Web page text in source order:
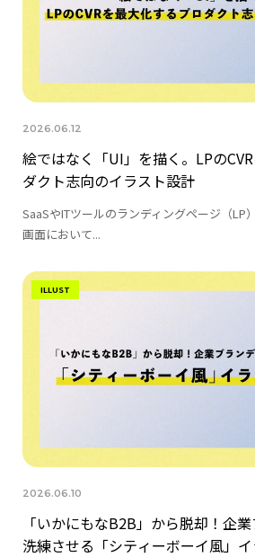
2026.06.12
絵ではなく「UI」を描く。LPの
ダクト志向のイラスト設計
SaaSやITツールのランディングページ（LP
画面において...
ILLUST
2026.06.10
「いかにもなB2B」から脱却！企
洗練させる「シティーボーイ風」